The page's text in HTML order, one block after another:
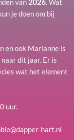
van 2026. Wat
je doen om bij
en ook Marianne is
dit jaar. Er is
wat het element
uur.
hart.nl